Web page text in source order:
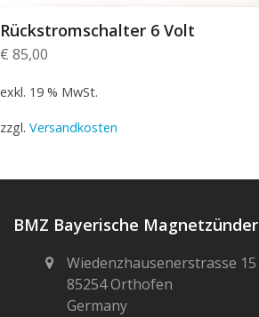
Rückstromschalter 6 Volt
€ 85,00
exkl. 19 % MwSt.
zzgl. Versandkosten
BMZ Bayerische Magnetzünder
Wiedenzhausenerstrasse 15
85254 Orthofen
Germany